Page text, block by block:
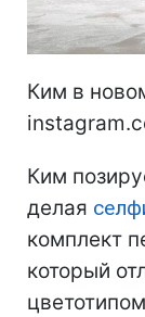
Ким в
Ким
делая
комплект
который